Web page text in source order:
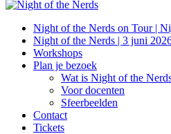
Night of the Nerds on Tour |
Night of the Nerds | 3 juni
Workshops
Plan je bezoek
Wat is Night of the
Voor docenten
Sfeerbeelden
Contact
Tickets